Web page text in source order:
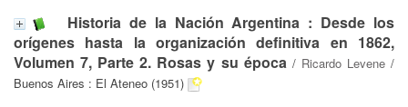
Historia de la Nación Argentina : Desde los
orígenes hasta la organización definitiva en 1862,
Volumen 7, Parte 2. Rosas y su época/ Ricardo Levene/
Buenos Aires : El Ateneo (1951)